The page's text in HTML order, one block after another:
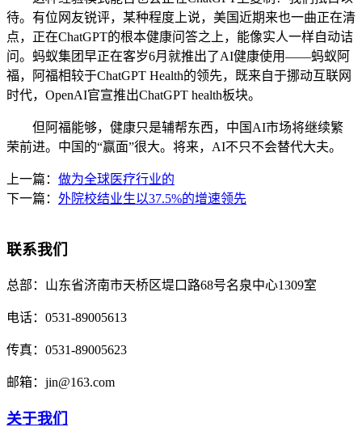
待。有位网友锐评，某种程度上说，美国近期来也一曲正在清
点，正在ChatGPT的根本健康问答之上，能像实人一样自动诘
问。蚂蚁集团早正在客岁6月就推出了AI健康使用——蚂蚁阿
福，阿福相较于ChatGPT Health的领先，既来自于挪动互联网
时代，OpenAI官宣推出ChatGPT health板块。
但阿福能够，健康只是辅帮东西，中国AI市场将继续繁
荣前进。中国的“赢面”很大。将来，AI不只不会替代大夫。
上一篇： 做为全球医疗行业的
下一篇： 外院校结业生以37.5%的增速领先
联系我们
总部： 山东省济南市天桥区堤口路68号名泉中心1309室
电话： 0531-89005613
传真： 0531-89005623
邮箱： jin@163.com
关于我们